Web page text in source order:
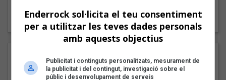
"Lo bueno y lo malo"
Carmen y María
Enderrock sol·licita el teu consentiment
per a utilitzar les teves dades personals
amb aquests objectius
Publicitat i continguts personalitzats, mesurament de
la publicitat i del contingut, investigació sobre el
públic i desenvolupament de serveis